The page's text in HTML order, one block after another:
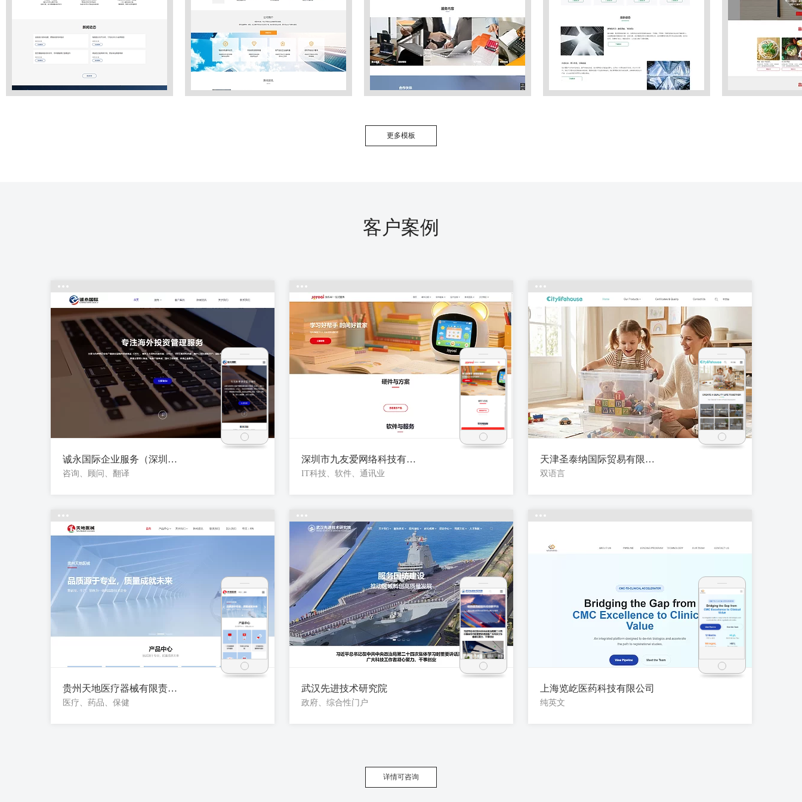
更多模板
客户案例
诚永国际企业服务（深圳）有限公司
咨询、顾问、翻译
深圳市九友爱网络科技有限公司
IT科技、软件、通讯业
天津圣泰纳国际贸易有限公司
双语言
贵州天地医疗器械有限责任公司
医疗、药品、保健
武汉先进技术研究院
政府、综合性门户
上海览屹医药科技有限公司
纯英文
详情可咨询